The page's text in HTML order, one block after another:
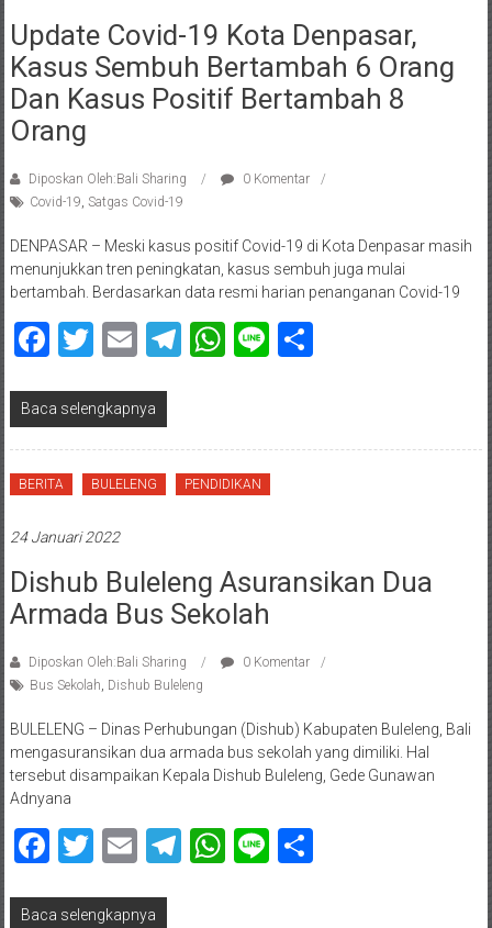
Update Covid-19 Kota Denpasar,
Kasus Sembuh Bertambah 6 Orang
Dan Kasus Positif Bertambah 8
Orang
Diposkan Oleh:Bali Sharing
0 Komentar
Covid-19, Satgas Covid-19
DENPASAR – Meski kasus positif Covid-19 di Kota Denpasar masih
menunjukkan tren peningkatan, kasus sembuh juga mulai
bertambah. Berdasarkan data resmi harian penanganan Covid-19
Facebook
Twitter
EmailTelegram
WhatsApp
LineShare
Baca selengkapnya
BERITA BULELENG PENDIDIKAN
24 Januari 2022
Dishub Buleleng Asuransikan Dua
Armada Bus Sekolah
Diposkan Oleh:Bali Sharing
0 Komentar
Bus Sekolah, Dishub Buleleng
BULELENG – Dinas Perhubungan (Dishub) Kabupaten Buleleng, Bali
mengasuransikan dua armada bus sekolah yang dimiliki. Hal
tersebut disampaikan Kepala Dishub Buleleng, Gede Gunawan
Adnyana
Facebook
Twitter
EmailTelegram
WhatsApp
LineShare
Baca selengkapnya